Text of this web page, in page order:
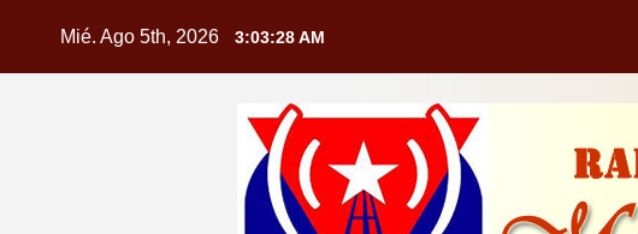
Mié. Ago 5th, 2026 3:03:29 AM